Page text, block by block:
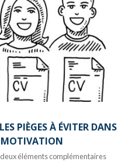
PIÈGES À ÉVITER DANS
MOTIVATION
éléments complémentaires